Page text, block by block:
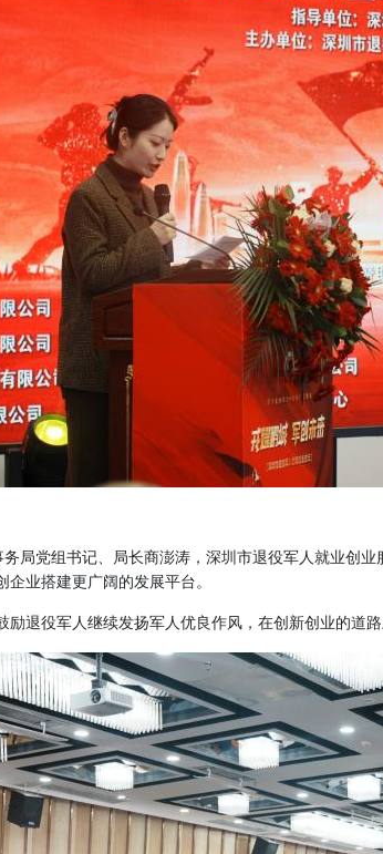
局党组书记、局长商澎涛，深圳市退役军人就业创
业搭建更广阔的发展平台。
退役军人继续发扬军人优良作风，在创新创业的道